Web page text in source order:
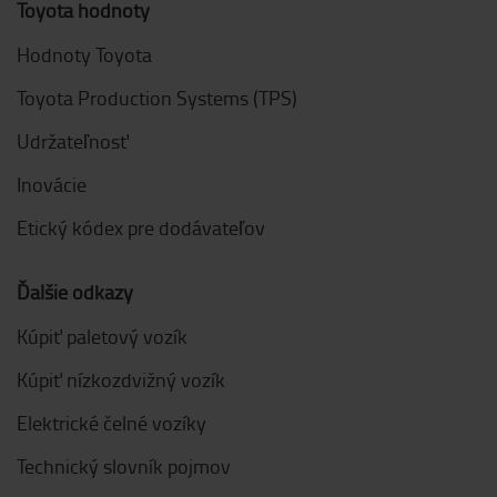
Toyota hodnoty
Hodnoty Toyota
Toyota Production Systems (TPS)
Udržateľnosť
Inovácie
Etický kódex pre dodávateľov
Ďalšie odkazy
Kúpiť paletový vozík
Kúpiť nízkozdvižný vozík
Elektrické čelné vozíky
Technický slovník pojmov